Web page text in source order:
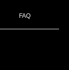
FAQ